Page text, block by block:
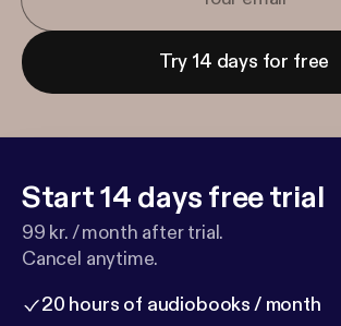
Try 14 days for free
Start 14 days free trial
99 kr. / month after trial.
Cancel anytime.
20 hours of audiobooks / month